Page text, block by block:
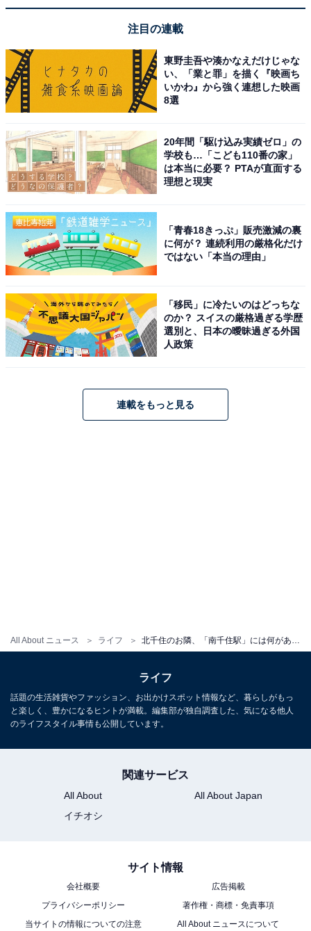
All About ニュース ライフ
注目の連載
東野圭吾や湊かなえだけじゃな
い、「業と罪」を描く『映画ち
いかわ』から強く連想した映画
8選
20年間「駆け込み実績ゼロ」の
学校も…「こども110番の家」
は本当に必要？ PTAが直面する
理想と現実
「青春18きっぷ」販売激減の裏
に何が？ 連続利用の厳格化だけ
ではない「本当の理由」
「移民」に冷たいのはどっちな
のか？ スイスの厳格過ぎる学歴
選別と、日本の曖昧過ぎる外国
人政策
連載をもっと見る
ライフ
話題の生活雑貨やファッション、お出かけスポット情報など、暮らしがもっ
と楽しく、豊かになるヒントが満載。編集部が独自調査した、気になる他人
のライフスタイル事情も公開しています。
関連サービス
All About
All About Japan
イチオシ
サイト情報
会社概要
広告掲載
プライバシーポリシー
著作権・商標・免責事項
当サイトの情報についての注意
All About ニュースについて